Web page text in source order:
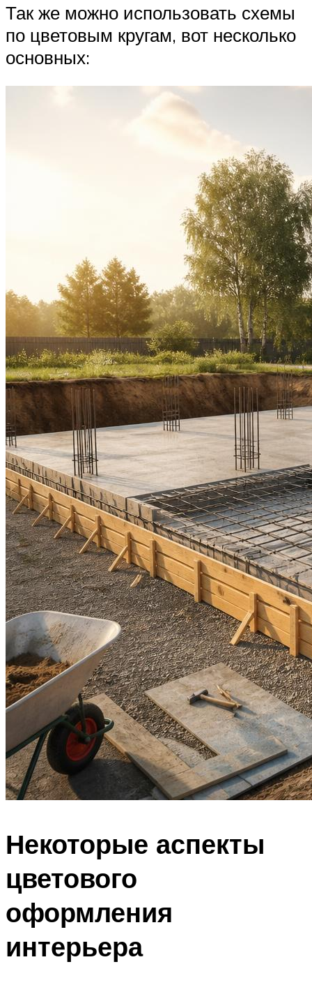
Так же можно использовать схемы
по цветовым кругам, вот несколько
основных:
Некоторые аспекты
цветового
оформления
интерьера